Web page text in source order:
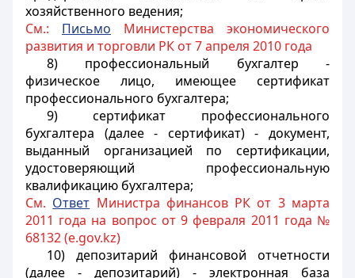
хозяйственного ведения;
См.: Письмо Министерства экономического
развития и торговли РК от 7 апреля 2010 года
8) профессиональный бухгалтер -
физическое лицо, имеющее сертификат
профессионального бухгалтера;
9) сертификат профессионального
бухгалтера (далее - сертификат) - документ,
выданный организацией по сертификации,
удостоверяющий профессиональную
квалификацию бухгалтера;
См. Ответ Министра финансов РК от 3 марта
2011 года на вопрос от 9 февраля 2011 года №
68132 (e.gov.kz)
10) депозитарий финансовой отчетности
(далее - депозитарий) - электронная база